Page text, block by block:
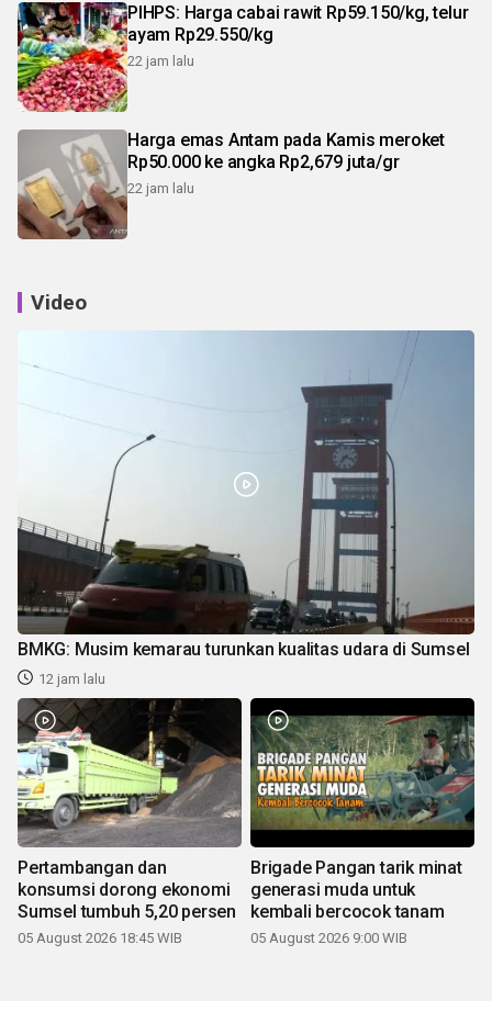
PIHPS: Harga cabai rawit Rp59.150/kg, telur
ayam Rp29.550/kg
22 jam lalu
Harga emas Antam pada Kamis meroket
Rp50.000 ke angka Rp2,679 juta/gr
22 jam lalu
Video
BMKG: Musim kemarau turunkan kualitas udara di Sumsel
12 jam lalu
Pertambangan dan
konsumsi dorong ekonomi
Sumsel tumbuh 5,20 persen
05 August 2026 18:45 WIB
Brigade Pangan tarik minat
generasi muda untuk
kembali bercocok tanam
05 August 2026 9:00 WIB